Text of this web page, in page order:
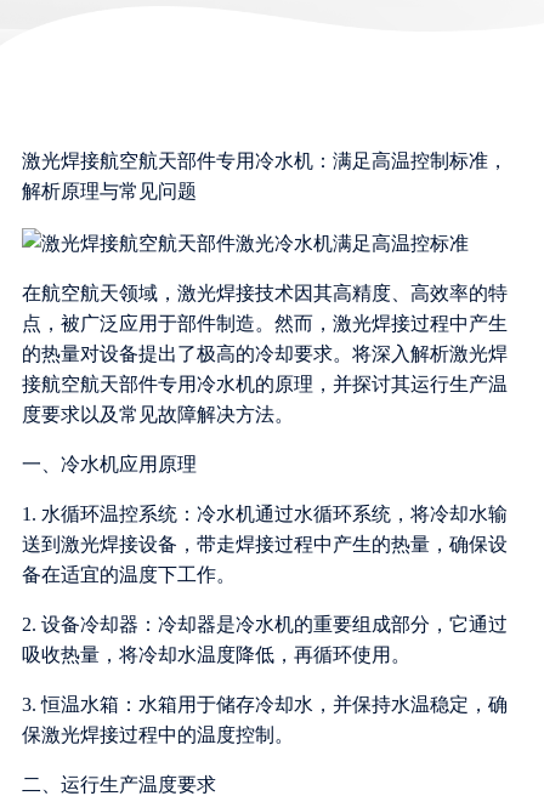
激光焊接航空航天部件专用冷水机：满足高温控制标准，
解析原理与常见问题
在航空航天领域，激光焊接技术因其高精度、高效率的特
点，被广泛应用于部件制造。然而，激光焊接过程中产生
的热量对设备提出了极高的冷却要求。将深入解析激光焊
接航空航天部件专用冷水机的原理，并探讨其运行生产温
度要求以及常见故障解决方法。
一、冷水机应用原理
1. 水循环温控系统：冷水机通过水循环系统，将冷却水输
送到激光焊接设备，带走焊接过程中产生的热量，确保设
备在适宜的温度下工作。
2. 设备冷却器：冷却器是冷水机的重要组成部分，它通过
吸收热量，将冷却水温度降低，再循环使用。
3. 恒温水箱：水箱用于储存冷却水，并保持水温稳定，确
保激光焊接过程中的温度控制。
二、运行生产温度要求